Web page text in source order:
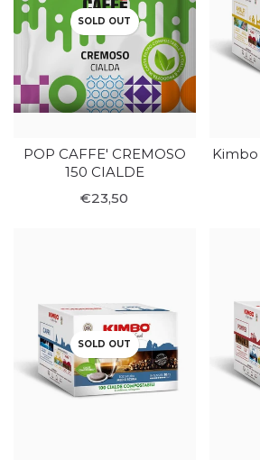
SOLD OUT
POP CAFFE' CREMOSO
150 CIALDE
€23,50
Kimbo
SOLD OUT